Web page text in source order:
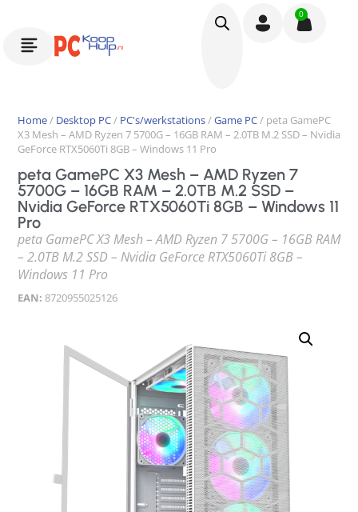
0
Home/ Desktop PC/ PC's/werkstations/Game PC/ peta GamePC
X3 Mesh – AMD Ryzen 7 5700G – 16GB RAM – 2.0TB M.2 SSD – Nvidia
GeForce RTX5060Ti 8GB – Windows 11 Pro
peta GamePC X3 Mesh – AMD Ryzen 7
5700G – 16GB RAM – 2.0TB M.2 SSD –
Nvidia GeForce RTX5060Ti 8GB – Windows 11
Pro
peta GamePC X3 Mesh – AMD Ryzen 7 5700G – 16GB RAM
– 2.0TB M.2 SSD – Nvidia GeForce RTX5060Ti 8GB –
Windows 11 Pro
EAN: 8720955025126